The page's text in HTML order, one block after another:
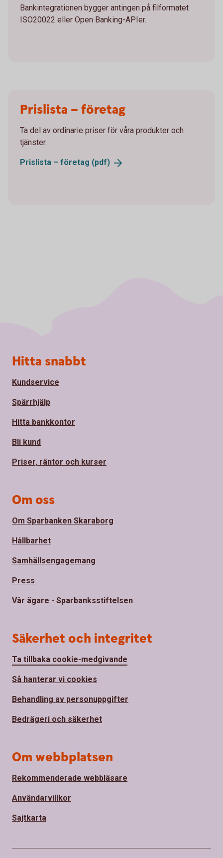
Bankintegrationen bygger antingen på filformatet
ISO20022 eller Open Banking-APIer.
Prislista – företag
Ta del av ordinarie priser för våra produkter och
tjänster.
Prislista – företag (pdf)
Sidfot
Hitta snabbt
Kundservice
Spärrhjälp
Hitta bankkontor
Bli kund
Priser, räntor och kurser
Om oss
Om Sparbanken Skaraborg
Hållbarhet
Samhällsengagemang
Press
Vår ägare - Sparbanksstiftelsen
Säkerhet och integritet
Ta tillbaka cookie-medgivande
Så hanterar vi cookies
Behandling av personuppgifter
Bedrägeri och säkerhet
Om webbplatsen
Rekommenderade webbläsare
Användarvillkor
Sajtkarta